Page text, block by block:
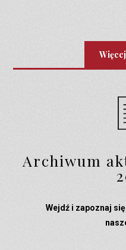
Archiwum
Wejdź i zapoznaj